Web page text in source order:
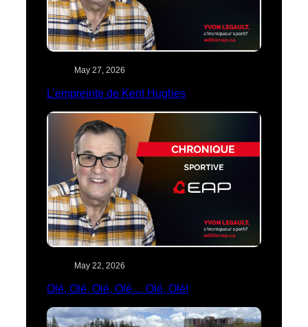
May 27, 2026
L’empreinte de Kent Hughes
May 22, 2026
Olé, Olé, Olé, Olé… Olé, Olé!